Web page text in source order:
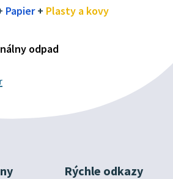
Papier+ Plasty a kovy
odpad
Rýchle odkazy